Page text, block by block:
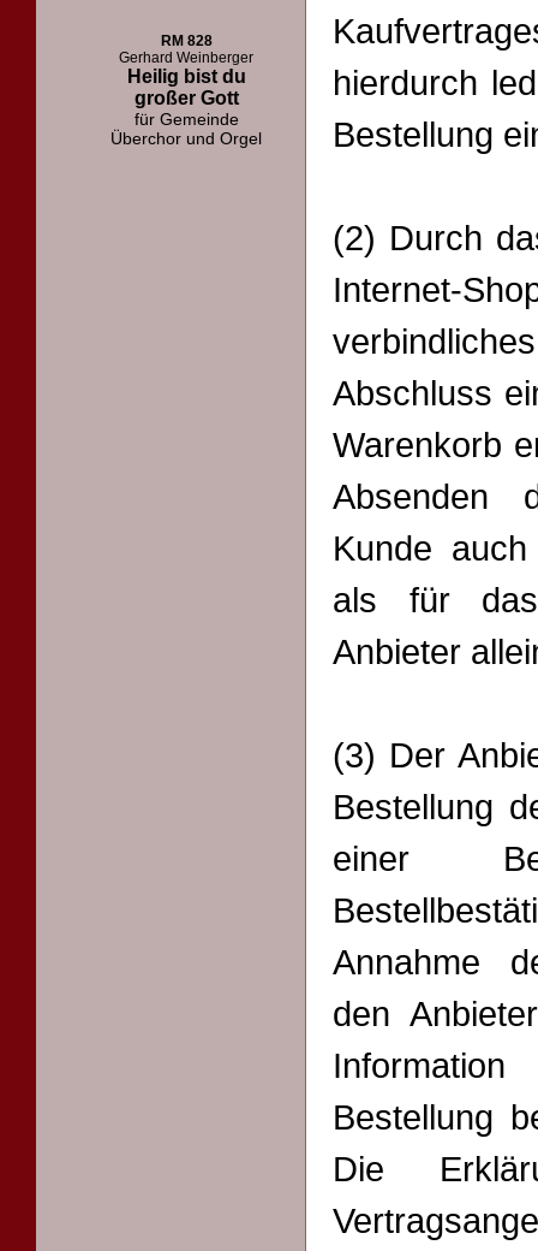
RM 828
Gerhard Weinberger
Heilig bist du
großer Gott
für Gemeinde
Überchor und Orgel
hierdurch
Bestellung
(2) Durch
Internet-
Abschluss
Warenkorb
Absenden
Kunde
als für das
Anbieter
(3) Der
Bestellung
einer
Annahme
den
Bestellung
Die